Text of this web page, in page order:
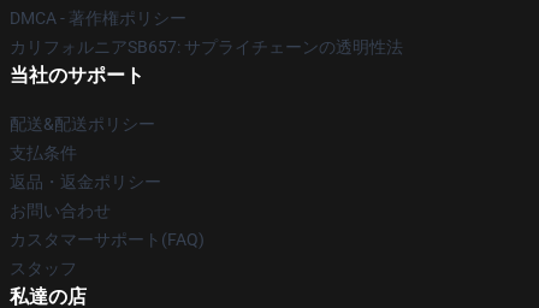
DMCA - 著作権ポリシー
カリフォルニアSB657: サプライチェーンの透明性法
当社のサポート
配送&配送ポリシー
支払条件
返品・返金ポリシー
お問い合わせ
カスタマーサポート(FAQ)
スタッフ
私達の店